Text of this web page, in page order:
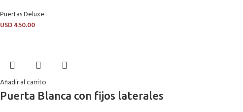
Puertas Deluxe
USD450.00
Añadir al carrito
Puerta Blanca con fijos laterales